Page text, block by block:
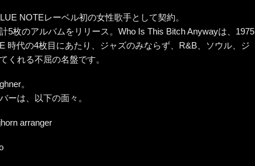
NOTEレーベル初の女性歌手として契約。
5枚のアルバムをリリース。Who Is This Bitch Anywayは、1975
時代の4枚目にあたり、ジャズのみならず、R&B、ソウル、ジ
くれる不屈の名盤です。
。
ーは、以下の面々。
arranger